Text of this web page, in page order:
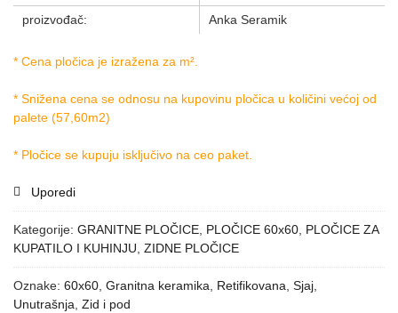
proizvođač:
Anka Seramik
* Cena pločica je izražena za m².
* Snižena cena se odnosu na kupovinu pločica u količini većoj od
palete (57,60m2)
* Pločice se kupuju isključivo na ceo paket.
Uporedi
Kategorije: GRANITNE PLOČICE PLOČICE 60x60 PLOČICE ZA
KUPATILO I KUHINJU ZIDNE PLOČICE
Oznake: 60x60 Granitna keramika Retifikovana Sjaj
Unutrašnja Zid i pod